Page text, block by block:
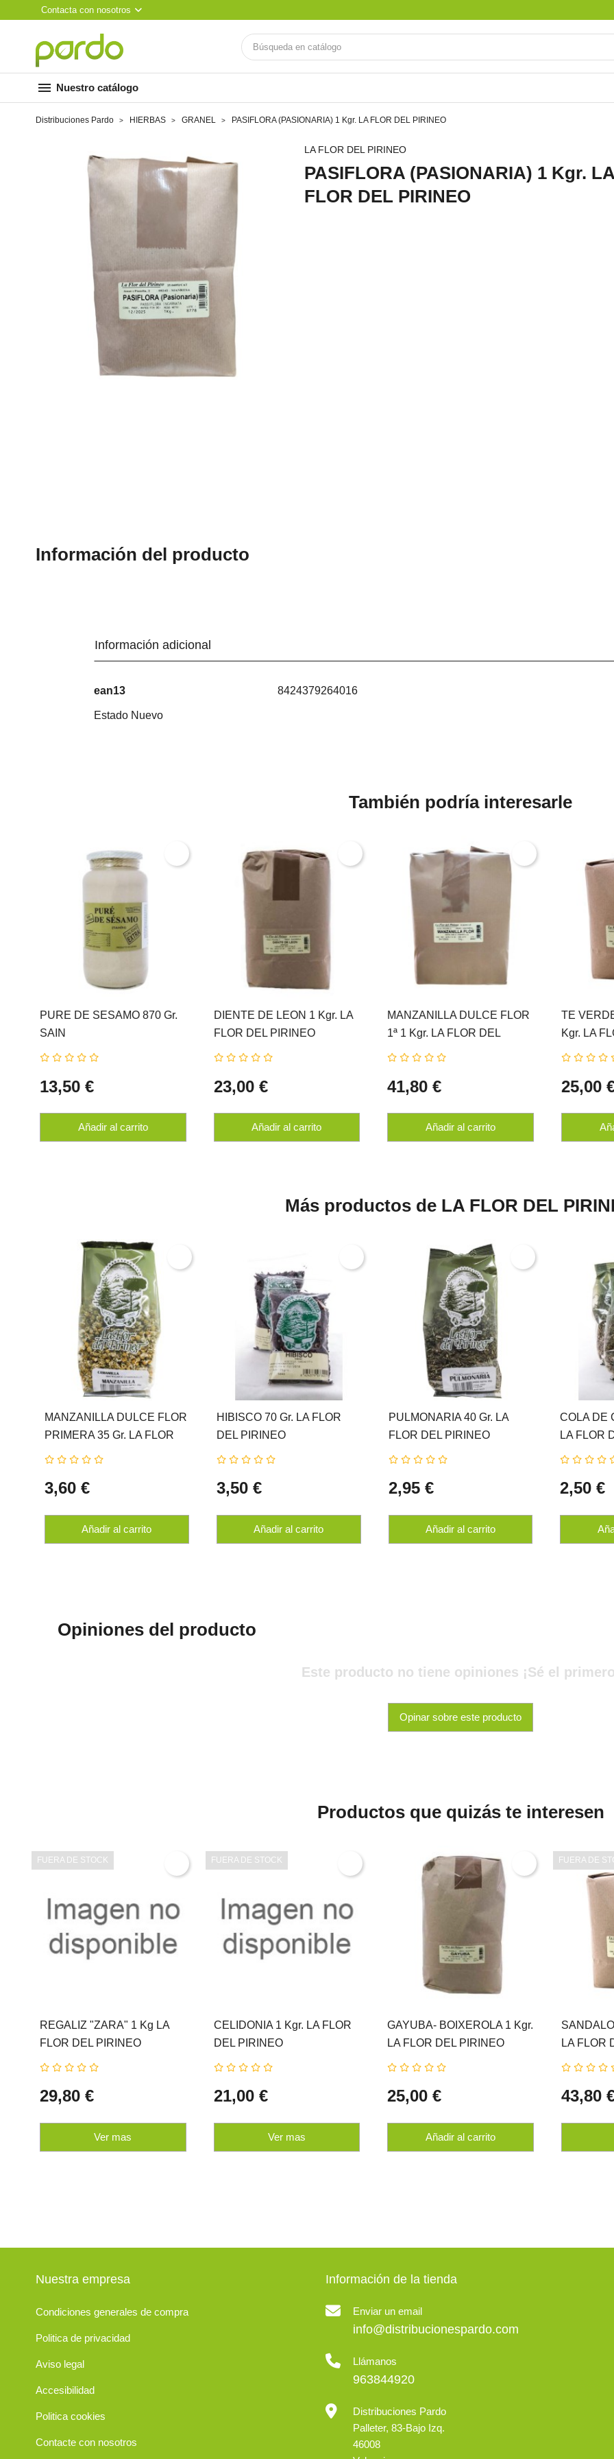
Contacta con nosotros
menu Nuestro catálogo
Distribuciones Pardo HIERBAS GRANEL PASIFLORA (PASIONARIA) 1 Kgr. LA FLOR DEL PIRINEO
LA FLOR DEL PIRINEO
PASIFLORA (PASIONARIA) 1 Kgr. LA
FLOR DEL PIRINEO
Información del producto
Información adicional
ean13 8424379264016
Estado Nuevo
También podría interesarle
PURE DE SESAMO 870 Gr.
SAIN
13,50 €
Añadir al carrito
DIENTE DE LEON 1 Kgr. LA
FLOR DEL PIRINEO
23,00 €
Añadir al carrito
MANZANILLA DULCE FLOR
1ª 1 Kgr. LA FLOR DEL
PIRINEO
41,80 €
Añadir al carrito
TE
Kgr. LA
25,00
Más productos de LA FLOR DEL
MANZANILLA DULCE FLOR
PRIMERA 35 Gr. LA FLOR
DEL PIRINEO
3,60 €
Añadir al carrito
HIBISCO 70 Gr. LA FLOR
DEL PIRINEO
3,50 €
Añadir al carrito
PULMONARIA 40 Gr. LA
FLOR DEL PIRINEO
2,95 €
Añadir al carrito
COLA DE
LA FLOR
2,50 €
Opiniones del producto
Este producto no tiene opiniones ¡Sé el
Opinar sobre este producto
Productos que quizás te interesen
REGALIZ "ZARA" 1 Kg LA
FLOR DEL PIRINEO
29,80 €
Ver mas
FUERA DE STOCK
CELIDONIA 1 Kgr. LA FLOR
DEL PIRINEO
21,00 €
Ver mas
FUERA DE STOCK
GAYUBA- BOIXEROLA 1 Kgr.
LA FLOR DEL PIRINEO
25,00 €
Añadir al carrito
LA FLOR
43,80
FUERA DE
Nuestra empresa
Condiciones generales de compra
Politica de privacidad
Aviso legal
Accesibilidad
Politica cookies
Contacte con nosotros
Información de la tienda
Enviar un email
info@distribucionespardo.com
Llámanos
963844920
Distribuciones Pardo
Palleter, 83-Bajo Izq.
46008